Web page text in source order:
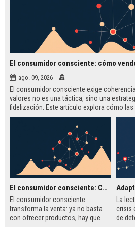
ago. 09, 2026
El consumidor consciente exige
valores no es una táctica, sino una
fidelización. Este artículo explora cómo
valores auténticos en su propuesta de
El consumidor consciente: Cómo vender valores además de productos
El consumidor consciente
transforma la venta: ya no basta
con ofrecer productos, hay que
La
crisis
de